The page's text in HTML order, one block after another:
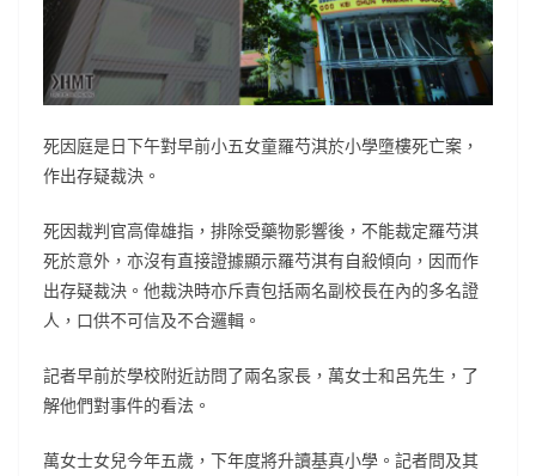
死因庭是日下午對早前小五女童羅芍淇於小學墮樓死亡案，
作出存疑裁決。
死因裁判官高偉雄指，排除受藥物影響後，不能裁定羅芍淇
死於意外，亦沒有直接證據顯示羅芍淇有自殺傾向，因而作
出存疑裁決。他裁決時亦斥責包括兩名副校長在內的多名證
人，口供不可信及不合邏輯。
記者早前於學校附近訪問了兩名家長，萬女士和呂先生，了
解他們對事件的看法。
萬女士女兒今年五歲，下年度將升讀基真小學。記者問及其